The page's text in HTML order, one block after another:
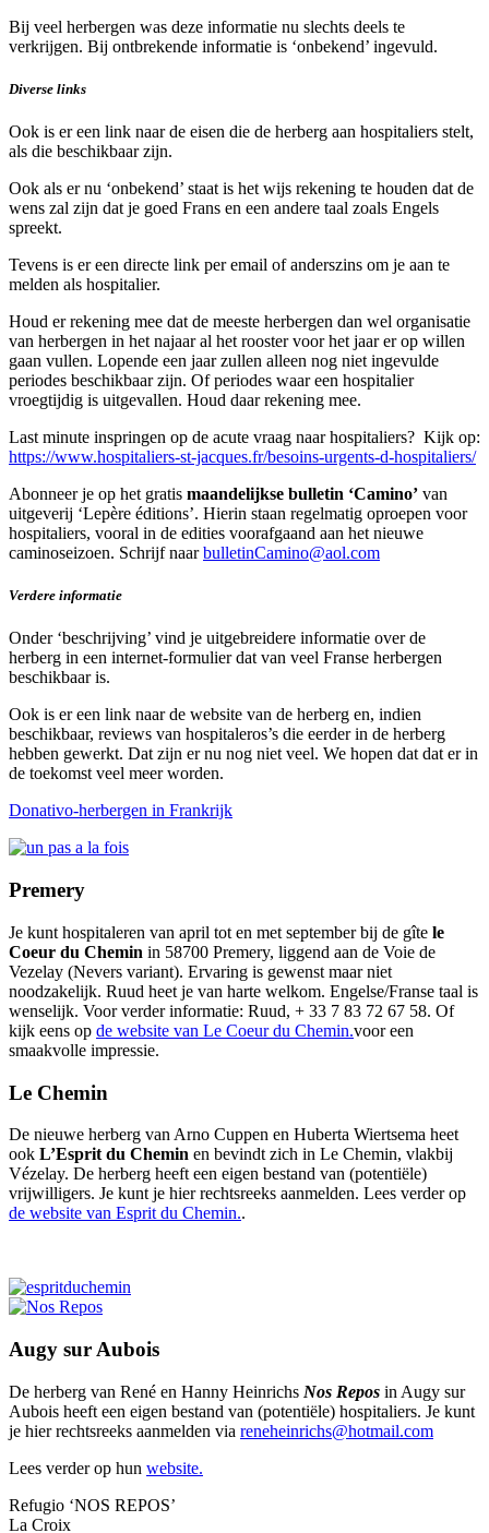
Bij veel herbergen was deze informatie nu slechts deels te
verkrijgen. Bij ontbrekende informatie is ‘onbekend’ ingevuld.
Diverse links
Ook is er een link naar de eisen die de herberg aan hospitaliers stelt,
als die beschikbaar zijn.
Ook als er nu ‘onbekend’ staat is het wijs rekening te houden dat de
wens zal zijn dat je goed Frans en een andere taal zoals Engels
spreekt.
Tevens is er een directe link per email of anderszins om je aan te
melden als hospitalier.
Houd er rekening mee dat de meeste herbergen dan wel organisatie
van herbergen in het najaar al het rooster voor het jaar er op willen
gaan vullen. Lopende een jaar zullen alleen nog niet ingevulde
periodes beschikbaar zijn. Of periodes waar een hospitalier
vroegtijdig is uitgevallen. Houd daar rekening mee.
Last minute inspringen op de acute vraag naar hospitaliers? Kijk op:
https://www.hospitaliers-st-jacques.fr/besoins-urgents-d-hospitaliers/
Abonneer je op het gratis maandelijkse bulletin ‘Camino’ van
uitgeverij ‘Lepère éditions’. Hierin staan regelmatig oproepen voor
hospitaliers, vooral in de edities voorafgaand aan het nieuwe
caminoseizoen. Schrijf naarbulletinCamino@aol.com
Verdere informatie
Onder ‘beschrijving’ vind je uitgebreidere informatie over de
herberg in een internet-formulier dat van veel Franse herbergen
beschikbaar is.
Ook is er een link naar de website van de herberg en, indien
beschikbaar, reviews van hospitaleros’s die eerder in de herberg
hebben gewerkt. Dat zijn er nu nog niet veel. We hopen dat dat er in
de toekomst veel meer worden.
Donativo-herbergen in Frankrijk
Premery
Je kunt hospitaleren van april tot en met september bij de gîte le
Coeur du Chemin in 58700 Premery, liggend aan de Voie de
Vezelay (Nevers variant). Ervaring is gewenst maar niet
noodzakelijk. Ruud heet je van harte welkom. Engelse/Franse taal is
wenselijk. Voor verder informatie: Ruud, + 33 7 83 72 67 58. Of
kijk eens op de website van Le Coeur du Chemin.voor een
smaakvolle impressie.
Le Chemin
De nieuwe herberg van Arno Cuppen en Huberta Wiertsema heet
ook L’Esprit du Chemin en bevindt zich in Le Chemin, vlakbij
Vézelay. De herberg heeft een eigen bestand van (potentiële)
vrijwilligers. Je kunt je hier rechtsreeks aanmelden. Lees verder op
de website van Esprit du Chemin..
Augy sur Aubois
De herberg van René en Hanny Heinrichs Nos Repos in Augy sur
Aubois heeft een eigen bestand van (potentiële) hospitaliers. Je kunt
je hier rechtsreeks aanmelden via reneheinrichs@hotmail.com
Lees verder op hun website.
Refugio ‘NOS REPOS’
La Croix